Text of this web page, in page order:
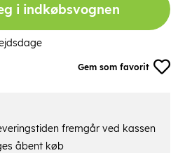
Gem som favorit
i indkøbsvognen
fremgår ved kassen
åbent køb